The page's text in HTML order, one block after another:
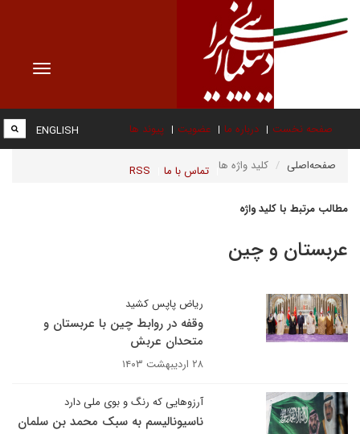
Toggle
صفحه نخست درباره ما عضویت پیوند ها
تماس با ما RSS
ENGLISH
صفحه‌اصلی کلید واژه ها
مطالب مرتبط با کلید واژه
عربستان و چین
ریاض پاپس کشید
وقفه در روابط چین با عربستان و
متحدان عربش
۲۸ اردیبهشت ۱۴۰۳
آرزوهایی که رنگ و بوی ملی دارد
ناسیونالیسم به سبک محمد بن سلمان